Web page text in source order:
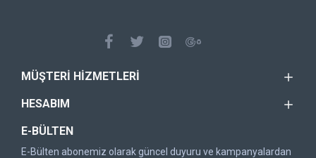
MÜŞTERI HIZMETLERI
HESABIM
E-BÜLTEN
E-Bülten abonemiz olarak güncel duyuru ve kampanyalardan